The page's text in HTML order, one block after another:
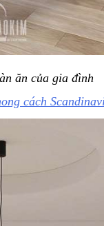
ăn của gia đình
cách